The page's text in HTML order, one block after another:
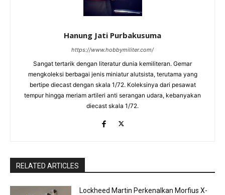
Hanung Jati Purbakusuma
https://www.hobbymiliter.com/
Sangat tertarik dengan literatur dunia kemiliteran. Gemar
mengkoleksi berbagai jenis miniatur alutsista, terutama yang
bertipe diecast dengan skala 1/72. Koleksinya dari pesawat
tempur hingga meriam artileri anti serangan udara, kebanyakan
diecast skala 1/72.
RELATED ARTICLES
Lockheed Martin Perkenalkan Morfius X-